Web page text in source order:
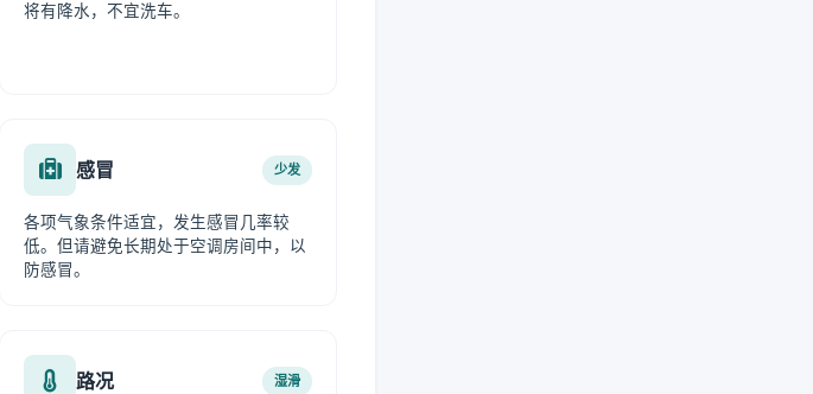
将有降水，不宜洗车。
感冒 少发
各项气象条件适宜，发生感冒几率较
低。但请避免长期处于空调房间中，以
防感冒。
路况 湿滑